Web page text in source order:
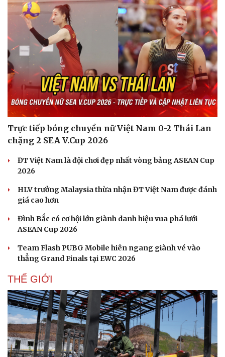
Vì cộng đồng
Chuyển đổi số
Trực tiếp bóng chuyền nữ Việt Nam 0-2 Thái Lan
chặng 2 SEA V.Cup 2026
ĐT Việt Nam là đội chơi đẹp nhất vòng bảng ASEAN Cup
2026
HLV trưởng Malaysia thừa nhận ĐT Việt Nam được đánh
giá cao hơn
Đình Bắc có cơ hội lớn giành danh hiệu vua phá lưới
ASEAN Cup 2026
Team Flash PUBG Mobile hiên ngang giành vé vào
thẳng Grand Finals tại EWC 2026
THẾ GIỚI